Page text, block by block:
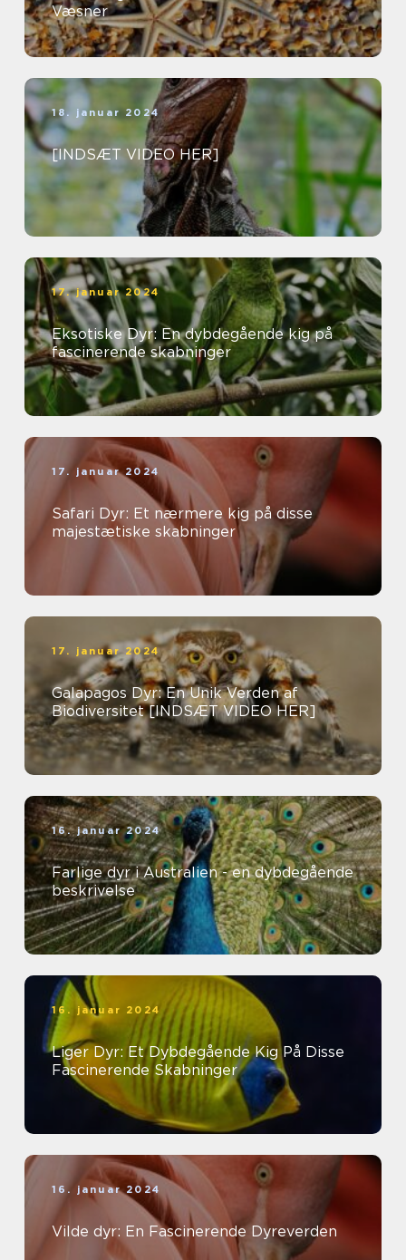
Væsner
18. januar 2024
[INDSÆT VIDEO HER]
17. januar 2024
Eksotiske Dyr: En dybdegående kig på
fascinerende skabninger
17. januar 2024
Safari Dyr: Et nærmere kig på disse
majestætiske skabninger
17. januar 2024
Galapagos Dyr: En Unik Verden af
Biodiversitet [INDSÆT VIDEO HER]
16. januar 2024
Farlige dyr i Australien - en dybdegående
beskrivelse
16. januar 2024
Liger Dyr: Et Dybdegående Kig På Disse
Fascinerende Skabninger
16. januar 2024
Vilde dyr: En Fascinerende Dyreverden